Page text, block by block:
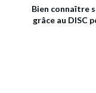
Bien connaître
grâce au DISC